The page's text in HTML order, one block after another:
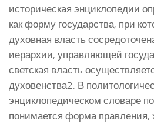
историческая энциклопедии
как форму государства, при
духовная власть
иерархии, управляющей
светская власть
духовенства2. В
энциклопедическом словаре
понимается форма правления,